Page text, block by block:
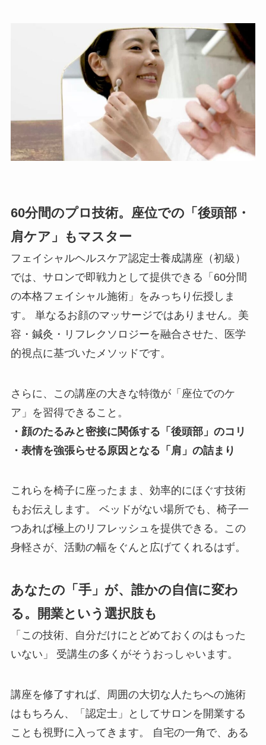
60分間のプロ技術。座位での「後頭部・
肩ケア」もマスター
フェイシャルヘルスケア認定士養成講座（初級）
では、サロンで即戦力として提供できる「60分間
の本格フェイシャル施術」をみっちり伝授しま
す。 単なるお顔のマッサージではありません。美
容・鍼灸・リフレクソロジーを融合させた、医学
的視点に基づいたメソッドです。
さらに、この講座の大きな特徴が「座位でのケ
ア」を習得できること。
・顔のたるみと密接に関係する「後頭部」のコリ
・表情を強張らせる原因となる「肩」の詰まり
これらを椅子に座ったまま、効率的にほぐす技術
もお伝えします。 ベッドがない場所でも、椅子一
つあれば極上のリフレッシュを提供できる。この
身軽さが、活動の幅をぐんと広げてくれるはず。
あなたの「手」が、誰かの自信に変わ
る。開業という選択肢も
「この技術、自分だけにとどめておくのはもった
いない」 受講生の多くがそうおっしゃいます。
講座を修了すれば、周囲の大切な人たちへの施術
はもちろん、「認定士」としてサロンを開業する
ことも視野に入ってきます。 自宅の一角で、ある